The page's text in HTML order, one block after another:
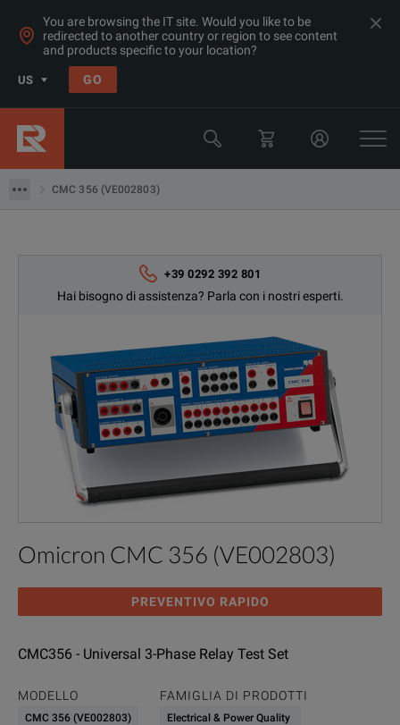
You are browsing the IT site. Would you like to be
redirected to another country or region to see content
and products specific to your location?
US GO
CMC 356 (VE002803)
Qualità di elettricità e Potenza
Prove di quadri di manovra e relè
+39 0292 392 801
Hai bisogno di assistenza? Parla con i nostri esperti.
Omicron CMC 356 (VE002803)
PREVENTIVO RAPIDO
CMC356 - Universal 3-Phase Relay Test Set
MODELLO
CMC 356 (VE002803)
FAMIGLIA DI PRODOTTI
Electrical & Power Quality